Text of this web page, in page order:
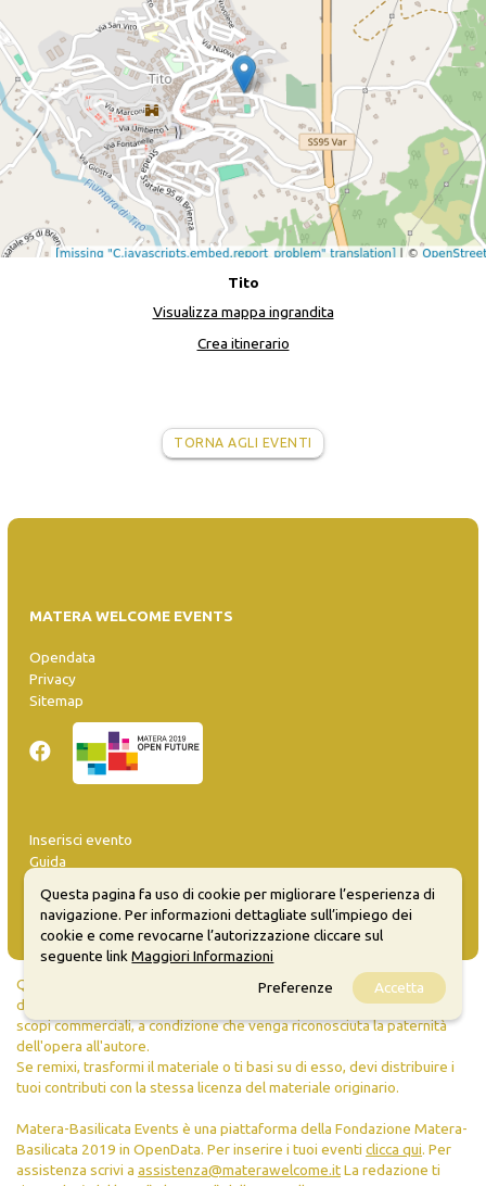
Tito
Visualizza mappa ingrandita
Crea itinerario
TORNA AGLI EVENTI
MATERA WELCOME EVENTS
Opendata
Privacy
Sitemap
Inserisci evento
Guida
info@materaevents.it
Quanto realizzato è sottoposto a licenza CC-BY-SA che permette di
distribuire, modificare, creare opere derivate dall'originale, anche a
scopi commerciali, a condizione che venga riconosciuta la paternità
dell'opera all'autore.
Se remixi, trasformi il materiale o ti basi su di esso, devi distribuire i
tuoi contributi con la stessa licenza del materiale originario.
Matera-Basilicata Events è una piattaforma della Fondazione Matera-
Basilicata 2019 in OpenData. Per inserire i tuoi eventi clicca qui. Per
assistenza scrivi a assistenza@materawelcome.itLa redazione ti
Questa pagina fa uso di cookie per migliorare l’esperienza di
navigazione. Per informazioni dettagliate sull’impiego dei
cookie e come revocarne l’autorizzazione cliccare sul
seguente linkMaggiori Informazioni
Preferenze
Accetta